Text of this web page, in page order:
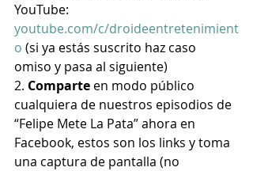
YouTube:
youtube.com/c/droideentretenimient
o (si ya estás suscrito haz caso
omiso y pasa al siguiente)
2. Comparte en modo público
cualquiera de nuestros episodios de
“Felipe Mete La Pata” ahora en
Facebook, estos son los links y toma
una captura de pantalla (no